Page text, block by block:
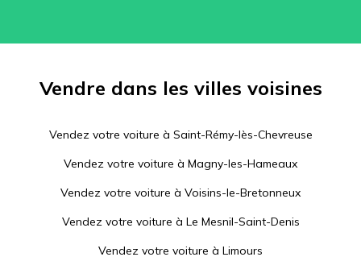
Vendre dans les villes voisines
Vendez votre voiture à Saint-Rémy-lès-Chevreuse
Vendez votre voiture à Magny-les-Hameaux
Vendez votre voiture à Voisins-le-Bretonneux
Vendez votre voiture à Le Mesnil-Saint-Denis
Vendez votre voiture à Limours